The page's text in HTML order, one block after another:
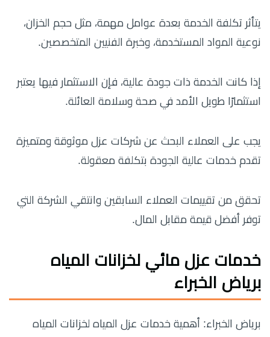
يتأثر تكلفة الخدمة بعدة عوامل مهمة، مثل حجم الخزان،
نوعية المواد المستخدمة، وخبرة الفنيين المتخصصين.
إذا كانت الخدمة ذات جودة عالية، فإن الاستثمار فيها يعتبر
استثمارًا طويل الأمد في صحة وسلامة العائلة.
يجب على العملاء البحث عن شركات عزل موثوقة ومتميزة
تقدم خدمات عالية الجودة بتكلفة معقولة.
تحقق من تقييمات العملاء السابقين وانتقي الشركة التي
توفر أفضل قيمة مقابل المال.
خدمات عزل مائي لخزانات المياه
برياض الخبراء
برياض الخبراء: أهمية خدمات عزل المياه لخزانات المياه